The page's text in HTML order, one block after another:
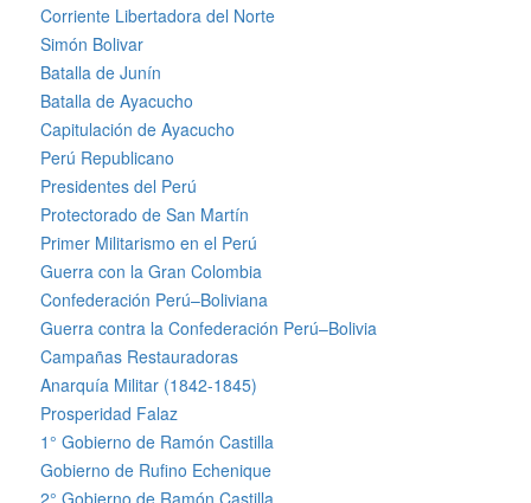
Corriente Libertadora del Norte
Simón Bolivar
Batalla de Junín
Batalla de Ayacucho
Capitulación de Ayacucho
Perú Republicano
Presidentes del Perú
Protectorado de San Martín
Primer Militarismo en el Perú
Guerra con la Gran Colombia
Confederación Perú–Boliviana
Guerra contra la Confederación Perú–Bolivia
Campañas Restauradoras
Anarquía Militar (1842-1845)
Prosperidad Falaz
1° Gobierno de Ramón Castilla
Gobierno de Rufino Echenique
2° Gobierno de Ramón Castilla